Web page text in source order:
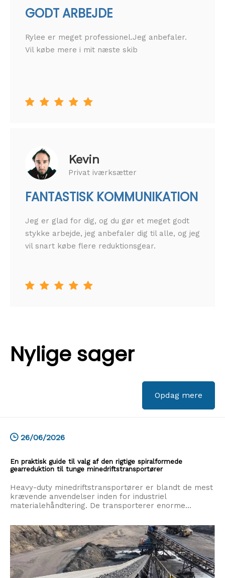
GODT ARBEJDE
Rylee er meget professionel.Jeg anbefaler.
Vil købe mere i mit næste skib
    
Kevin
Privat iværksætter
FANTASTISK KOMMUNIKATION
Jeg er glad for dig, og du gør et meget godt
stykke arbejde, jeg anbefaler dig til alle, og jeg
vil snart købe flere reduktionsgear.
    
Nylige sager
Opdag mere
26/06/2026
En praktisk guide til valg af den rigtige spiralformede
gearreduktion til tunge minedriftstransportører
Heavy-duty minedriftstransportører er blandt de mest
krævende anvendelser inden for industriel
materialehåndtering. De transporterer enorme
bulkmaterialer over lange afstande, ofte i drift 24
timer i døgnet i barske miljøer.